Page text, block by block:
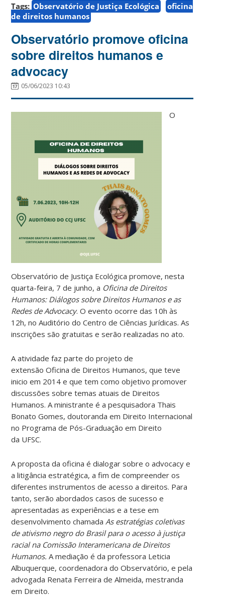
Tags: Observatório de Justiça Ecológica
oficina
de direitos humanos
Observatório promove oficina
sobre direitos humanos e
advocacy
05/06/2023 10:43
O
Observatório de Justiça Ecológica promove, nesta
quarta-feira, 7 de junho, a Oficina de Direitos
Humanos: Diálogos sobre Direitos Humanos e as
Redes de Advocacy. O evento ocorre das 10h às
12h, no Auditório do Centro de Ciências Jurídicas. As
inscrições são gratuitas e serão realizadas no ato.
A atividade faz parte do projeto de
extensão Oficina de Direitos Humanos, que teve
inicio em 2014 e que tem como objetivo promover
discussões sobre temas atuais de Direitos
Humanos. A ministrante é a pesquisadora Thais
Bonato Gomes, doutoranda em Direito Internacional
no Programa de Pós-Graduação em Direito
da UFSC.
A proposta da oficina é dialogar sobre o advocacy e
a litigância estratégica, a fim de compreender os
diferentes instrumentos de acesso a direitos. Para
tanto, serão abordados casos de sucesso e
apresentadas as experiências e a tese em
desenvolvimento chamada As estratégias coletivas
de ativismo negro do Brasil para o acesso à justiça
racial na Comissão Interamericana de Direitos
Humanos.A mediação é da professora Leticia
Albuquerque, coordenadora do Observatório, e pela
advogada Renata Ferreira de Almeida, mestranda
em Direito.